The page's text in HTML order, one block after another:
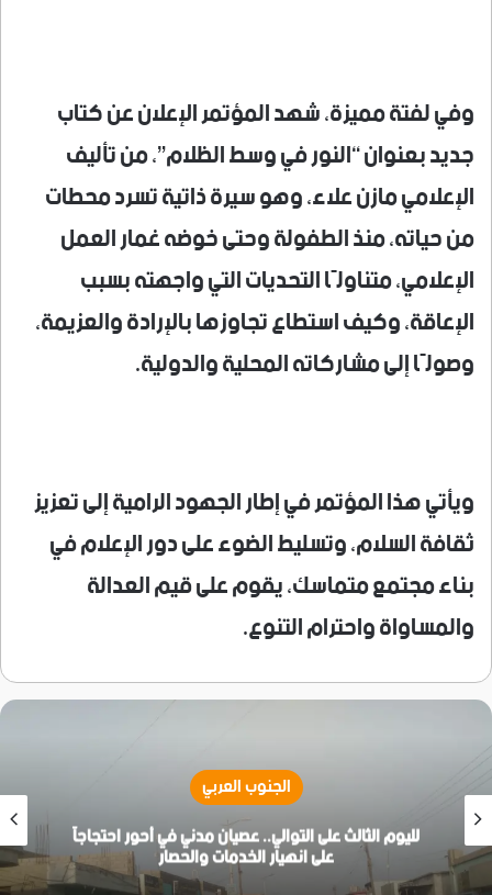
وفي لفتة مميزة، شهد المؤتمر الإعلان عن كتاب
جديد بعنوان “النور في وسط الظلام”، من تأليف
الإعلامي مازن علاء، وهو سيرة ذاتية تسرد محطات
من حياته، منذ الطفولة وحتى خوضه غمار العمل
الإعلامي، متناولًا التحديات التي واجهته بسبب
الإعاقة، وكيف استطاع تجاوزها بالإرادة والعزيمة،
وصولًا إلى مشاركاته المحلية والدولية.
ويأتي هذا المؤتمر في إطار الجهود الرامية إلى تعزيز
ثقافة السلام، وتسليط الضوء على دور الإعلام في
بناء مجتمع متماسك، يقوم على قيم العدالة
والمساواة واحترام التنوع.
الجنوب العربي
لليوم الثالث على التوالي.. عصيان مدني في أحور احتجاجاً
على انهيار الخدمات والحصار